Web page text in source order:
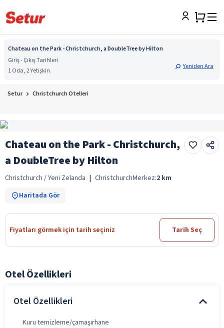
Chateau on the Park - Christchurch, a DoubleTree by Hilton
Giriş - Çıkış Tarihleri
1 Oda, 2 Yetişkin
Yeniden Ara
Setur Christchurch Otelleri
Chateau on the Park - Christchurch,
a DoubleTree by Hilton
Christchurch / Yeni Zelanda | ChristchurchMerkez:2 km
Haritada Gör
Fiyatları görmek için tarih seçiniz Tarih Seç
Otel Özellikleri
Otel Özellikleri
Kuru temizleme/çamaşırhane